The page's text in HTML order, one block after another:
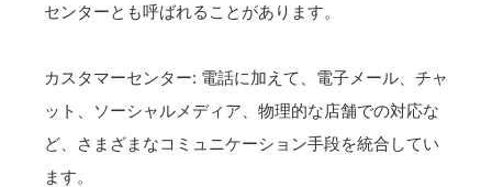
センターとも呼ばれることがあります。
カスタマーセンター: 電話に加えて、電子メール、チャ
ット、ソーシャルメディア、物理的な店舗での対応な
ど、さまざまなコミュニケーション手段を統合してい
ます。